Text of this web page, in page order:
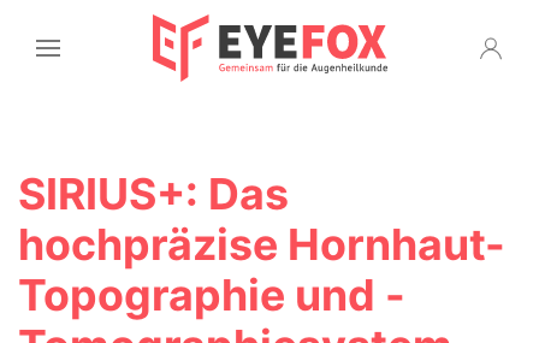
SIRIUS+: Das
hochpräzise Hornhaut-
Topographie und -